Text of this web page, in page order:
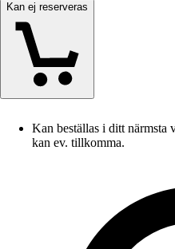
Kan ej reserveras
Kan beställas i ditt närmsta
kan ev. tillkomma.